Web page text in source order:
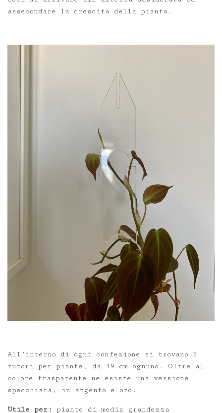
assecondare la crescita della pianta.
All’interno di ogni confezione si trovano 2
tutori per piante, da 39 cm ognuno. Oltre al
colore trasparente ne esiste una versione
specchiata, in argento e oro.
Utile per: piante di media grandezza